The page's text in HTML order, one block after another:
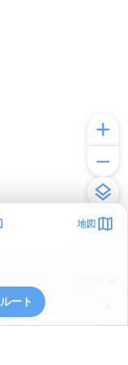
地図
ルート